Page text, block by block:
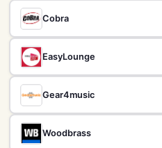
Cobra
EasyLounge
Gear4music
Woodbrass